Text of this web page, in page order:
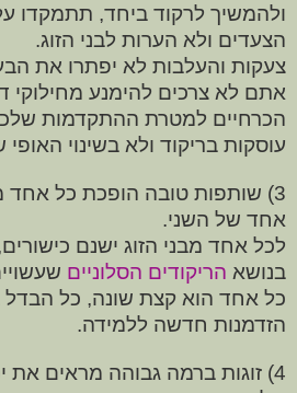
ולהמשיך לרקוד ביחד, תתמקדו
הצעדים ולא הערות לבני הזוג.
צעקות והעלבות לא יפתרו את
אתם לא צרכים להימנע מחילוקי
הכרחיים למטרת ההתקדמות
עוסקות בריקוד ולא בשינוי
3) שותפות טובה הופכת כל אחד
אחד של השני.
לכל אחד מבני הזוג ישנם
בנושא הריקודים הסלוניים
כל אחד הוא קצת שונה, כל הבדל
הזדמנות חדשה ללמידה.
4) זוגות ברמה גבוהה מראים את